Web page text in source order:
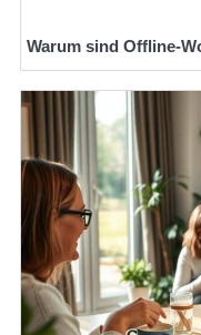
Warum sind Offline-